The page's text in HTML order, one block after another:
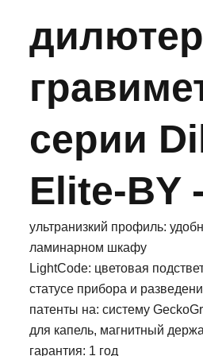
серии
Elite-BY
ультранизкий профиль:
ламинарном шкафу
LightCode: цветовая
статусе прибора и
патенты на: систему
для капель, магнитный
гарантия: 1 год